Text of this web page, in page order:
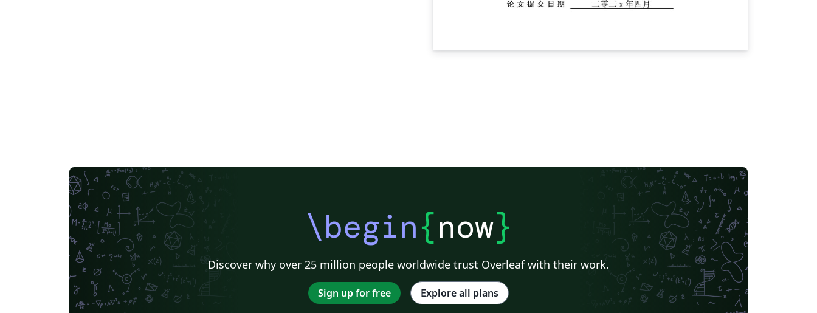
\begin{now}
Discover why over 25 million people worldwide trust Overleaf with their work.
Sign up for free Explore all plans